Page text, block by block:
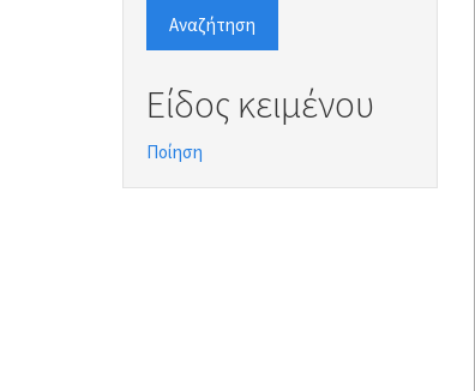
Αναζήτηση
Είδος κειμένου
Ποίηση